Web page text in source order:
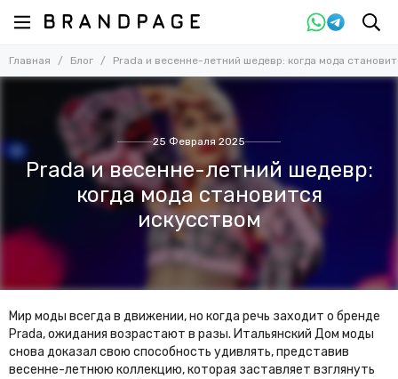
Главная Блог Prada и весенне-летний шедевр: когда мода
25 Февраля 2025
Prada и весенне-летний шедевр:
когда мода становится
искусством
Мир моды всегда в движении, но когда речь заходит о бренде
Prada, ожидания возрастают в разы. Итальянский Дом моды
снова доказал свою способность удивлять, представив
весенне-летнюю коллекцию, которая заставляет взглянуть